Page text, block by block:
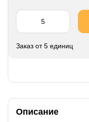
Заказ от 5 единиц
Описание